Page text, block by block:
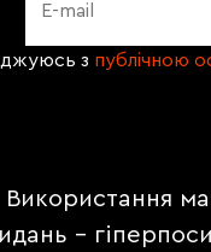
з публічною
-